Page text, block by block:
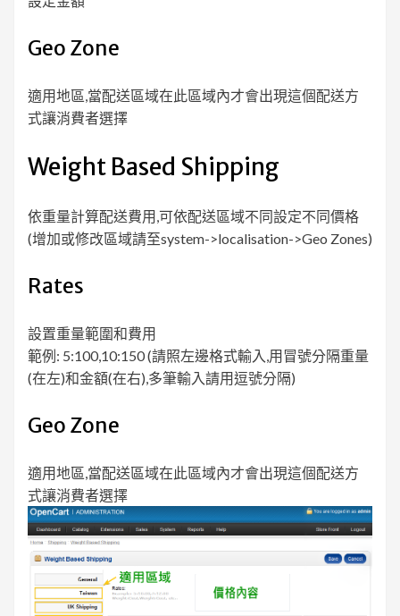
Geo Zone
適用地區,當配送區域在此區域內才會出現這個配送方
式讓消費者選擇
Weight Based Shipping
依重量計算配送費用,可依配送區域不同設定不同價格
(增加或修改區域請至system->localisation->Geo Zones)
Rates
設置重量範圍和費用
範例: 5:100,10:150 (請照左邊格式輸入,用冒號分隔重量
(在左)和金額(在右),多筆輸入請用逗號分隔)
Geo Zone
適用地區,當配送區域在此區域內才會出現這個配送方
式讓消費者選擇